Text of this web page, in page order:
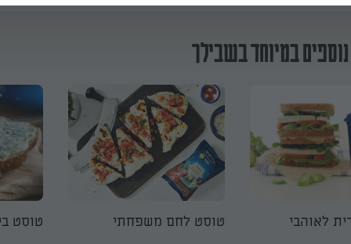
במיוחד בשבילך
לאוהבי
טוסט לחם משפחתי טוסט